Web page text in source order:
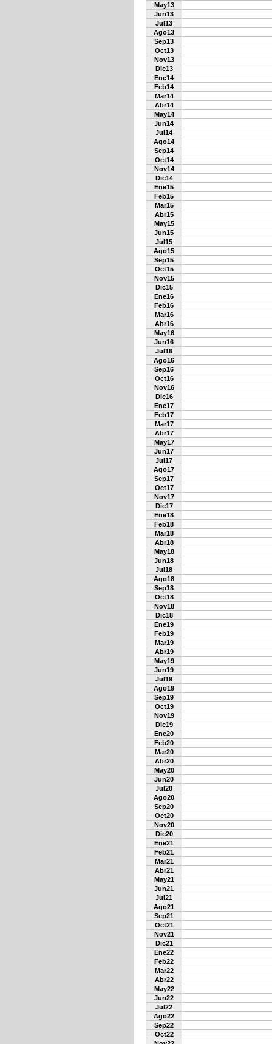
May13
Jun13
Jul13
Ago13
Sep13
Oct13
Nov13
Dic13
Ene14
Feb14
Mar14
Abr14
May14
Jun14
Jul14
Ago14
Sep14
Oct14
Nov14
Dic14
Ene15
Feb15
Mar15
Abr15
May15
Jun15
Jul15
Ago15
Sep15
Oct15
Nov15
Dic15
Ene16
Feb16
Mar16
Abr16
May16
Jun16
Jul16
Ago16
Sep16
Oct16
Nov16
Dic16
Ene17
Feb17
Mar17
Abr17
May17
Jun17
Jul17
Ago17
Sep17
Oct17
Nov17
Dic17
Ene18
Feb18
Mar18
Abr18
May18
Jun18
Jul18
Ago18
Sep18
Oct18
Nov18
Dic18
Ene19
Feb19
Mar19
Abr19
May19
Jun19
Jul19
Ago19
Sep19
Oct19
Nov19
Dic19
Ene20
Feb20
Mar20
Abr20
May20
Jun20
Jul20
Ago20
Sep20
Oct20
Nov20
Dic20
Ene21
Feb21
Mar21
Abr21
May21
Jun21
Jul21
Ago21
Sep21
Oct21
Nov21
Dic21
Ene22
Feb22
Mar22
Abr22
May22
Jun22
Jul22
Ago22
Sep22
Oct22